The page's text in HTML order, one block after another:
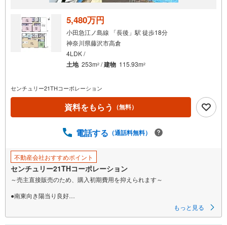
ジ
存
す
る
5,480万円
小田急江ノ島線 「長後」駅 徒歩18分
神奈川県藤沢市高倉
4LDK /
土地 253m2 /建物 115.93m2
センチュリー21THコーポレーション
資料をもらう （無料）
電話する （通話料無料）
不動産会社おすすめポイント
センチュリー21THコーポレーション
～売主直接販売のため、購入初期費用を抑えられます～
●南東向き陽当り良好
●用途様々、眺望良好のルーフバルコニー完備
もっと見る